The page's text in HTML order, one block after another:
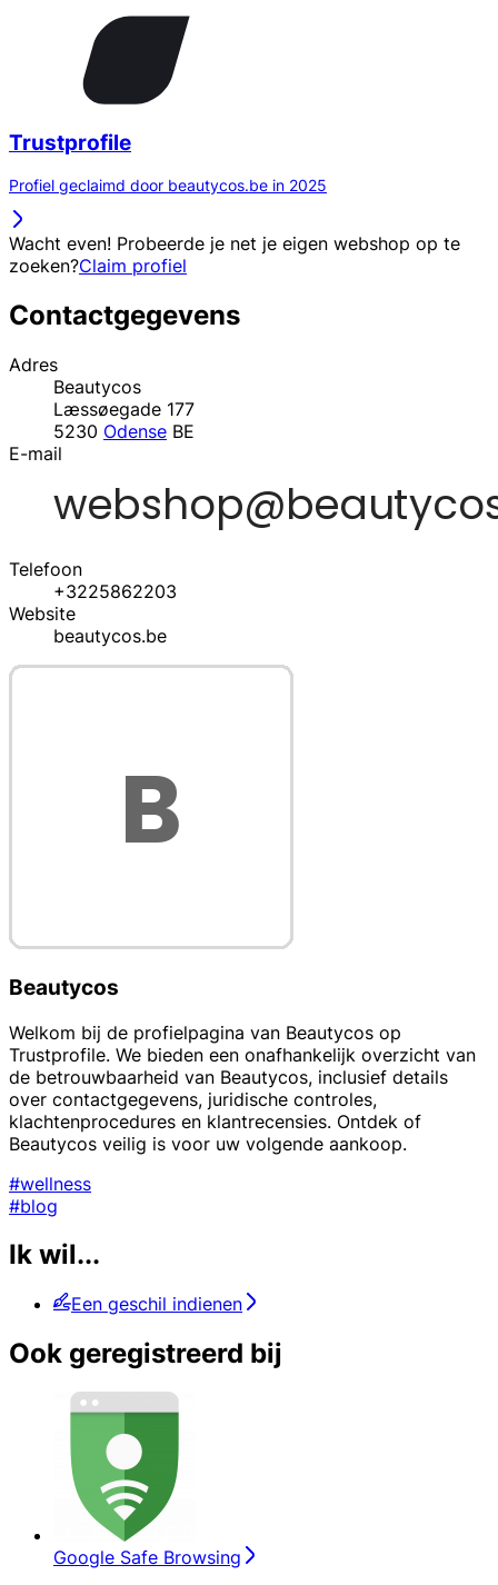
Trustprofile
Profiel geclaimd door beautycos.be in 2025
Wacht even! Probeerde je net je eigen webshop op te
zoeken?Claim profiel
Contactgegevens
Adres
Beautycos
Læssøegade 177
5230 Odense BE
E-mail
Telefoon
+3225862203
Website
beautycos.be
Beautycos
Welkom bij de profielpagina van Beautycos op
Trustprofile. We bieden een onafhankelijk overzicht van
de betrouwbaarheid van Beautycos, inclusief details
over contactgegevens, juridische controles,
klachtenprocedures en klantrecensies. Ontdek of
Beautycos veilig is voor uw volgende aankoop.
#wellness
#blog
Ik wil...
Een geschil indienen
Ook geregistreerd bij
Google Safe Browsing